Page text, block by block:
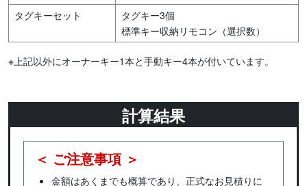
タグキーセット
タグキー3個
標準キー収納リモコン（選択数）
※上記以外にオーナーキー1本と手動キー4本が付いています。
計算結果
＜ ご注意事項 ＞
金額はあくまでも概算であり、正式なお見積りに